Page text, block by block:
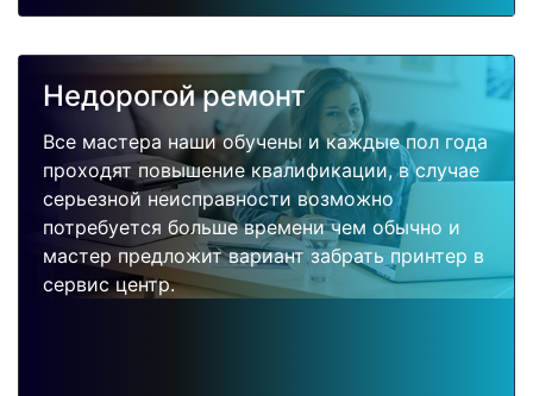
Недорогой ремонт
Все мастера наши обучены и каждые пол года
проходят повышение квалификации, в случае
серьезной неисправности возможно
потребуется больше времени чем обычно и
мастер предложит вариант забрать принтер в
сервис центр.